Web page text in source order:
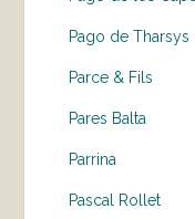
Pago de Tharsys
Parce & Fils
Pares Balta
Parrina
Pascal Rollet